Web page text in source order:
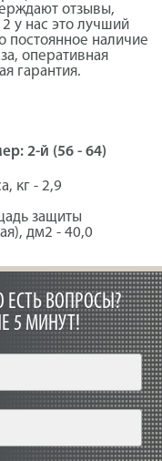
отзывы,
у нас это лучший
постоянное наличие
оперативная
гарантия.
2-й (56 - 64)
кг - 2,9
защиты
дм2 - 40,0
ЕСТЬ ВОПРОСЫ?
5 МИНУТ!